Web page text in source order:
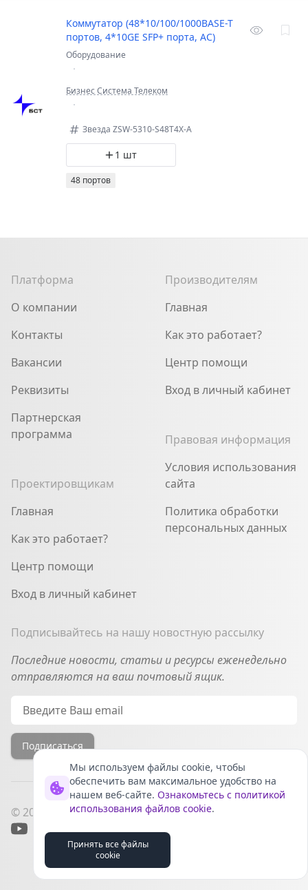
Коммутатор (48*10/100/1000BASE-T
портов, 4*10GE SFP+ порта, AC)
Оборудование
Бизнес Система Телеком
Звезда ZSW-5310-S48T4X-A
1 шт
48 портов
Платформа
О компании
Контакты
Вакансии
Реквизиты
Партнерская
программа
Проектировщикам
Главная
Как это работает?
Центр помощи
Вход в личный кабинет
Производителям
Главная
Как это работает?
Центр помощи
Вход в личный кабинет
Правовая информация
Условия использования
сайта
Политика обработки
персональных данных
Подписывайтесь на нашу новостную рассылку
Последние новости, статьи и ресурсы еженедельно
отправляются на ваш почтовый ящик.
Email
Подписаться
© 2022-2026 InSmartBase, Inc. All rights reserved.
YouTube
Мы используем файлы cookie, чтобы
обеспечить вам максимальное удобство на
нашем веб-сайте. Ознакомьтесь с политикой
использования файлов cookie.
Принять все файлы
cookie